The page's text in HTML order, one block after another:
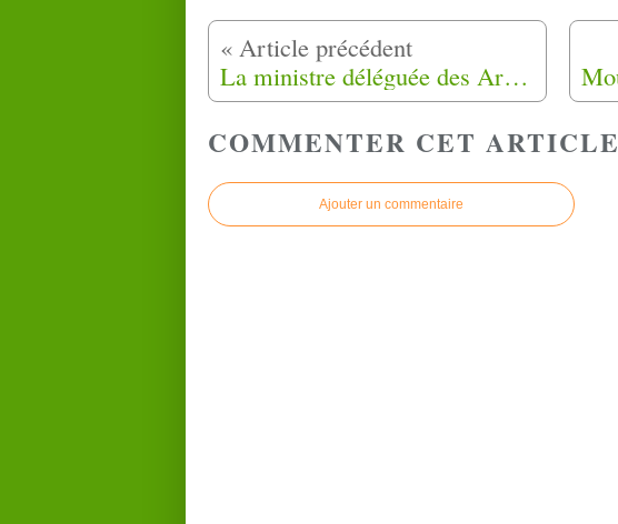
La ministre déléguée des Armées en visite chez un pâtissier fils de Harkis à Hyères (83)
COMMENTER CET ARTICLE
Ajouter un commentaire